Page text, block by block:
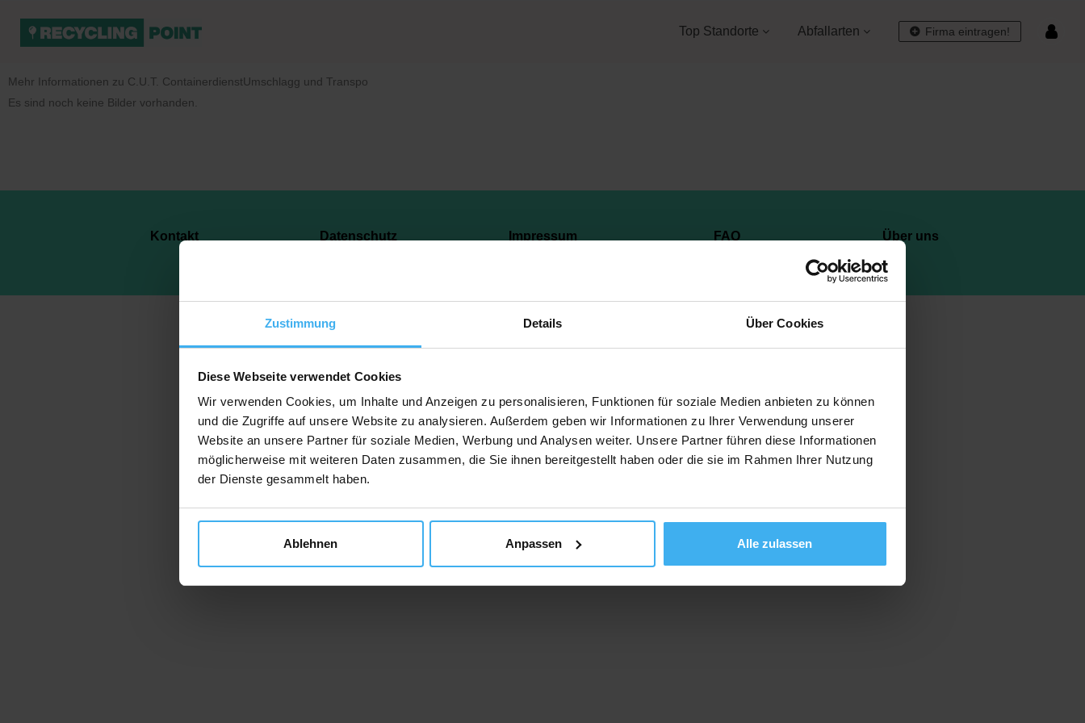
Zustimmung Details Über Cookies
Diese Webseite verwendet Cookies
Wir verwenden Cookies, um Inhalte und Anzeigen zu personalisieren, Funktionen für soziale Medien anbieten zu können
und die Zugriffe auf unsere Website zu analysieren. Außerdem geben wir Informationen zu Ihrer Verwendung unserer
Website an unsere Partner für soziale Medien, Werbung und Analysen weiter. Unsere Partner führen diese Informationen
möglicherweise mit weiteren Daten zusammen, die Sie ihnen bereitgestellt haben oder die sie im Rahmen Ihrer Nutzung
der Dienste gesammelt haben.
Ablehnen Anpassen Alle zulassen
Firma eintragen!
Top Standorte Abfallarten
Mehr Informationen zu C.U.T. ContainerdienstUmschlagg und Transpo
Es sind noch keine Bilder vorhanden.
Kontakt Datenschutz Impressum FAQ Über uns